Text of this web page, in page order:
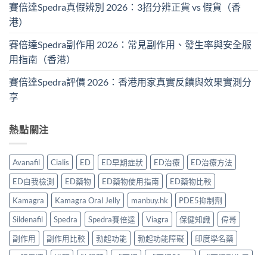
賽倍達Spedra真假辨別 2026：3招分辨正貨 vs 假貨（香
港）
賽倍達Spedra副作用 2026：常見副作用、發生率與安全服
用指南（香港）
賽倍達Spedra評價 2026：香港用家真實反饋與效果實測分
享
熱點關注
Avanafil Cialis ED ED早期症狀 ED治療
ED治療方法
ED自我檢測
ED藥物 ED藥物使用指南
ED藥物比較
Kamagra
Kamagra Oral Jelly manbuy.hk
PDE5抑制劑
Sildenafil
Spedra Spedra賽倍達 Viagra 保健知識
偉哥
副作用
副作用比較 勃起功能 勃起功能障礙
印度學名藥